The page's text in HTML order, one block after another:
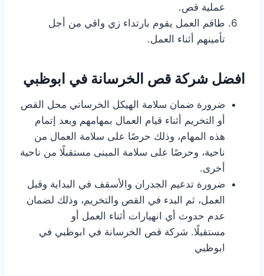
عملية قص.
طاقم العمل يقوم بارتداء زي واقي من أجل
تأمينهم أثناء العمل.
افضل شركة قص الخرسانة في ابوظبي
ضرورة ضمان سلامة الهيكل الخرساني محل القص
أو التخريم أثناء قيام العمال بمهامهم وبعد إتمام
هذه المهام، وذلك حرصًا على سلامة العمال من
ناحية، وحرصًا على سلامة المبنى مستقبلًا من ناحية
أخرى.
ضرورة تدعيم الجدران والأسقف في البداية وقبل
العمل، ثم البدء في القص والتخريم، وذلك لضمان
عدم حدوث أي انهيارات أثناء العمل أو
مستقبلًا. شركة قص الخرسانة في ابوظبي في
ابوظبي